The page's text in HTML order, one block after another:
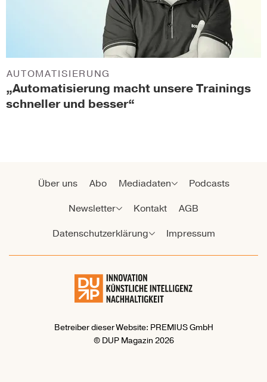
„Automatisierung macht unsere Trainings
schneller und besser“
AUTOMATISIERUNG
Über uns Abo Mediadaten
Podcasts
Newsletter
Kontakt
AGB
Datenschutzerklärung
Impressum
Betreiber dieser Website: PREMIUS GmbH
© DUP Magazin 2026